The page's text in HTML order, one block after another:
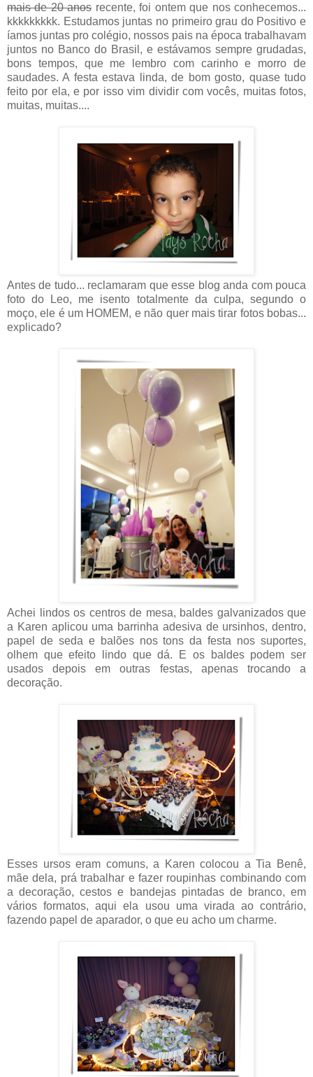
mais de 20 anosrecente, foi ontem que nos conhecemos...
kkkkkkkkk. Estudamos juntas no primeiro grau do Positivo e
íamos juntas pro colégio, nossos pais na época trabalhavam
juntos no Banco do Brasil, e estávamos sempre grudadas,
bons tempos, que me lembro com carinho e morro de
saudades. A festa estava linda, de bom gosto, quase tudo
feito por ela, e por isso vim dividir com vocês, muitas fotos,
muitas, muitas....
Antes de tudo... reclamaram que esse blog anda com pouca
foto do Leo, me isento totalmente da culpa, segundo o
moço, ele é um HOMEM, e não quer mais tirar fotos bobas...
explicado?
Achei lindos os centros de mesa, baldes galvanizados que
a Karen aplicou uma barrinha adesiva de ursinhos, dentro,
papel de seda e balões nos tons da festa nos suportes,
olhem que efeito lindo que dá. E os baldes podem ser
usados depois em outras festas, apenas trocando a
decoração.
Esses ursos eram comuns, a Karen colocou a Tia Benê,
mãe dela, prá trabalhar e fazer roupinhas combinando com
a decoração, cestos e bandejas pintadas de branco, em
vários formatos, aqui ela usou uma virada ao contrário,
fazendo papel de aparador, o que eu acho um charme.